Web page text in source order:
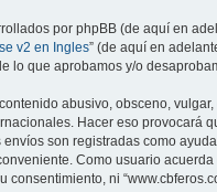
por phpBB (de aquí en
v2 en Ingles” (de aquí en
lo que aprobamos y/o
abusivo, obsceno,
Hacer eso provocará
son registradas como
Como usuario
consentimiento, ni